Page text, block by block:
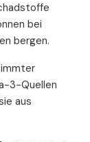
bei
bergen.
3-Quellen
aus